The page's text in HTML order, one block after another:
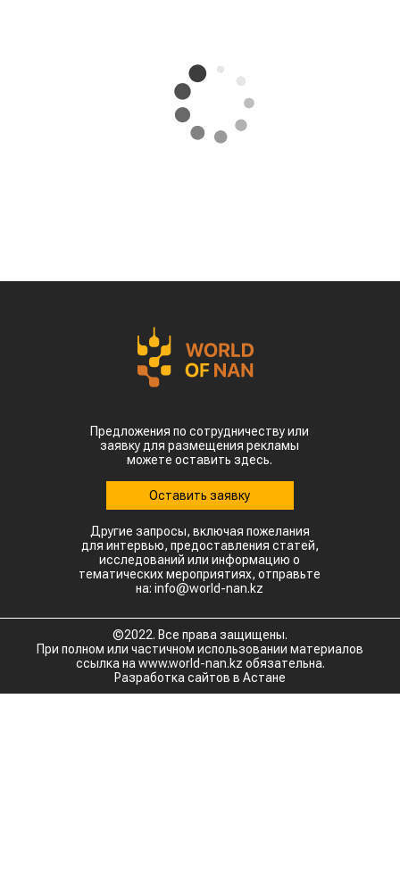
Предложения по сотрудничеству или
заявку для размещения рекламы
можете оставить здесь.
Оставить заявку
Другие запросы, включая пожелания
для интервью, предоставления статей,
исследований или информацию о
тематических мероприятиях, отправьте
на: info@world-nan.kz
©2022. Все права защищены.
При полном или частичном использовании материалов
ссылка на www.world-nan.kz обязательна.
Разработка сайтов в Астане